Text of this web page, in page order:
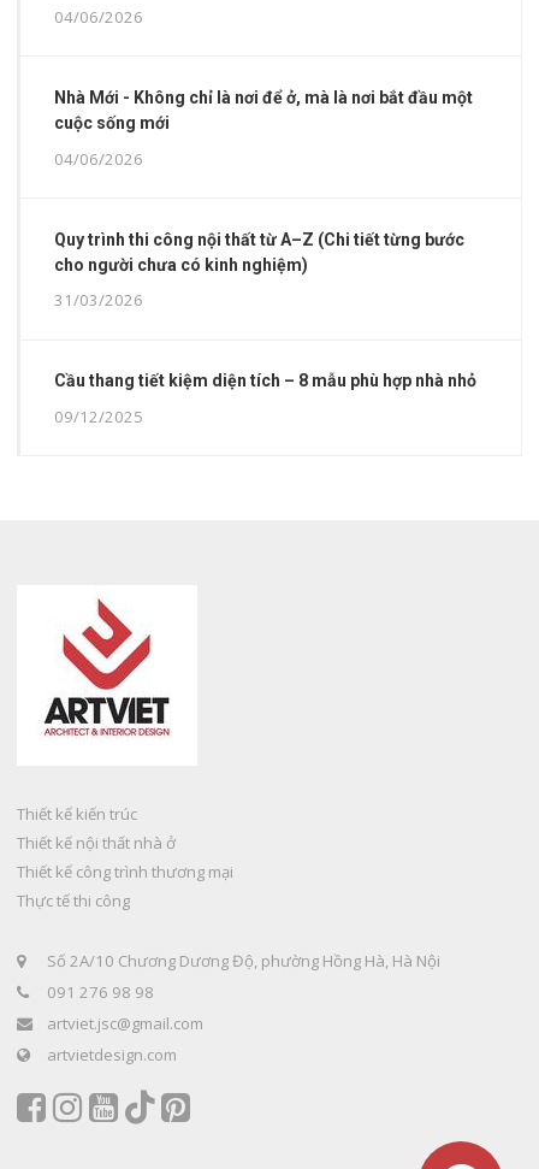
04/06/2026
Nhà Mới - Không chỉ là nơi để ở, mà là nơi bắt đầu một
cuộc sống mới
04/06/2026
Quy trình thi công nội thất từ A–Z (Chi tiết từng bước
cho người chưa có kinh nghiệm)
31/03/2026
Cầu thang tiết kiệm diện tích – 8 mẫu phù hợp nhà nhỏ
09/12/2025
Thiết kế kiến trúc
Thiết kế nội thất nhà ở
Thiết kế công trình thương mại
Thực tế thi công
Số 2A/10 Chương Dương Độ, phường Hồng Hà, Hà Nội
091 276 98 98
artviet.jsc@gmail.com
artvietdesign.com